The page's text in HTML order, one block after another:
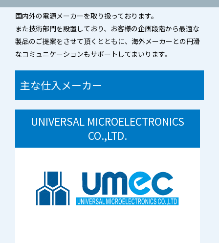
JPN ENG CN
お問い合わせ
国内外の電源メーカーを取り扱っております。
また技術部門を設置しており、お客様の企画段階から最適な
製品のご提案をさせて頂くとともに、海外メーカーとの円滑
なコミュニケーションもサポートしてまいります。
主な仕入メーカー
UNIVERSAL MICROELECTRONICS
CO.,LTD.